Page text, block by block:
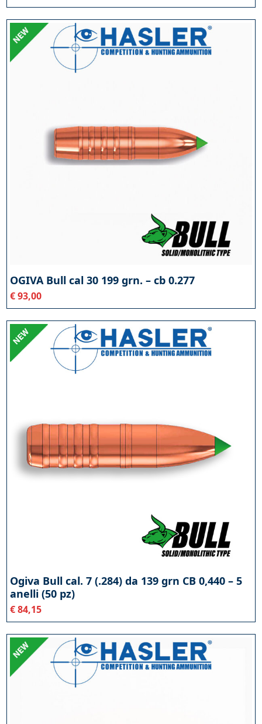
OGIVA Bull cal 30 199 grn. – cb 0.277
€93,00
Ogiva Bull cal. 7 (.284) da 139 grn CB 0,440 – 5
anelli (50 pz)
€84,15